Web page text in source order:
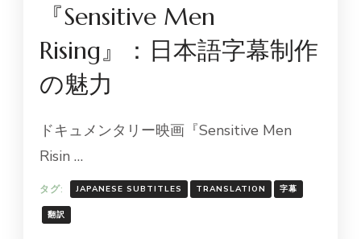
『Sensitive Men
Rising』：日本語字幕制作
の魅力
ドキュメンタリー映画『Sensitive Men
Risin …
タグ: JAPANESE SUBTITLES TRANSLATION 字幕
翻訳